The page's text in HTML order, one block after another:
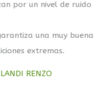
por un nivel de ruido
una muy buena
extremas.
RENZO